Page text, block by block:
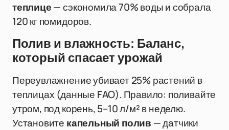
теплице— сэкономила 70% воды и собрала
120 кг помидоров.
Полив и влажность: Баланс,
который спасает урожай
Переувлажнение убивает 25% растений в
теплицах (данные FAO). Правило: поливайте
утром, под корень, 5–10 л/м² в неделю.
Установите капельный полив — датчики